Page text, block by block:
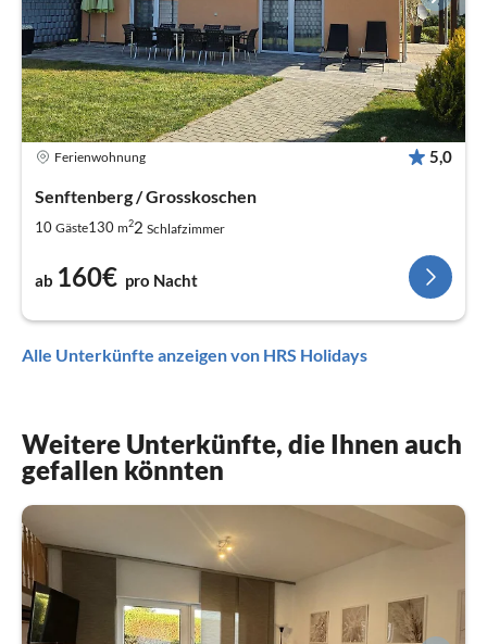
Ferienwohnung 5,0
Senftenberg / Grosskoschen
10 Gäste130 m22 Schlafzimmer
ab 160€ pro Nacht
Alle Unterkünfte anzeigen von HRS Holidays
Weitere Unterkünfte, die Ihnen auch
gefallen könnten